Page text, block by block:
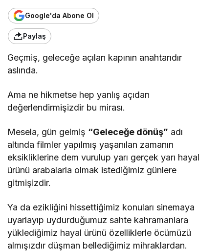
Google'da Abone Ol
Paylaş
Geçmiş, geleceğe açılan kapının anahtarıdır
aslında.
Ama ne hikmetse hep yanlış açıdan
değerlendirmişizdir bu mirası.
Mesela, gün gelmiş “Geleceğe dönüş” adı
altında filmler yapılmış yaşanılan zamanın
eksikliklerine dem vurulup yarı gerçek yarı hayal
ürünü arabalarla olmak istediğimiz günlere
gitmişizdir.
Ya da ezikliğini hissettiğimiz konuları sinemaya
uyarlayıp uydurduğumuz sahte kahramanlara
yüklediğimiz hayal ürünü özelliklerle öcümüzü
almışızdır düşman bellediğimiz mihraklardan.